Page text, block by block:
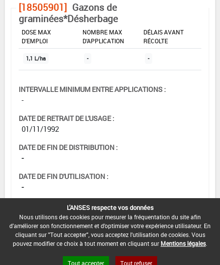
[18505901] Gazons de
graminées*Désherbage
DOSE MAX
D'EMPLOI
NOMBRE MAX
D'APPLICATION
DÉLAIS AVANT
RÉCOLTE
1,1 L/ha - -
INTERVALLE MINIMUM ENTRE APPLICATIONS :
-
DATE DE RETRAIT DE L'USAGE :
01/11/1992
DATE DE FIN DE DISTRIBUTION :
-
DATE DE FIN D'UTILISATION :
-
L'ANSES respecte vos données
Nous utilisons des cookies pour mesurer la fréquentation du site afin
d'améliorer son fonctionnement et d'optimiser votre expérience utilisateur. En
cliquant sur "Tout accepter", vous acceptez l'utilisation de cookies. Vous
pouvez modifier ce choix à tout moment en cliquant sur Mentions légales
Tout accepter Tout refuser